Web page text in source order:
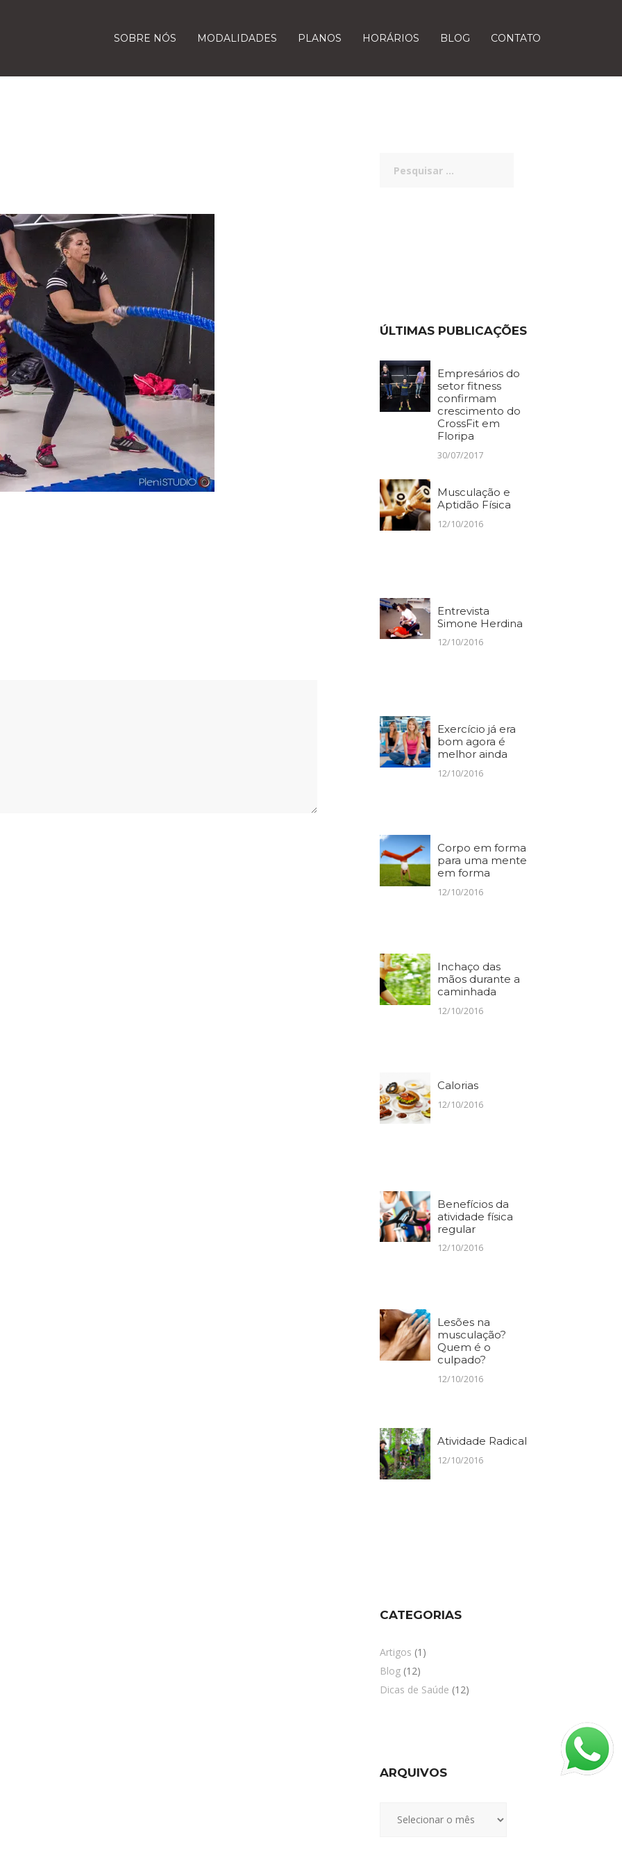
SOBRE NÓS MODALIDADES PLANOS HORÁRIOS BLOG CONTATO
por:
ÚLTIMAS PUBLICAÇÕES
Empresários do
setor fitness
confirmam
crescimento do
CrossFit em
Floripa
30/07/2017
Musculação e
Aptidão Física
12/10/2016
Entrevista
Simone Herdina
12/10/2016
Exercício já era
bom agora é
melhor ainda
12/10/2016
Corpo em forma
para uma mente
em forma
12/10/2016
Inchaço das
mãos durante a
caminhada
12/10/2016
Calorias
12/10/2016
Benefícios da
atividade física
regular
12/10/2016
Lesões na
musculação?
Quem é o
culpado?
12/10/2016
Atividade Radical
12/10/2016
CATEGORIAS
Artigos (1)
Blog(12)
Dicas de Saúde (12)
ARQUIVOS